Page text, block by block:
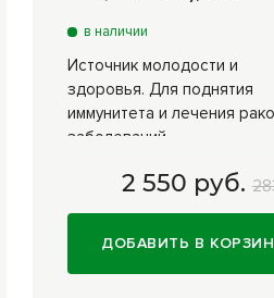
в наличии
Источник молодости и
здоровья. Для поднятия
иммунитета и лечения
заболеваний
2 550 руб.
100 г 2 550 руб.
ДОБАВИТЬ В